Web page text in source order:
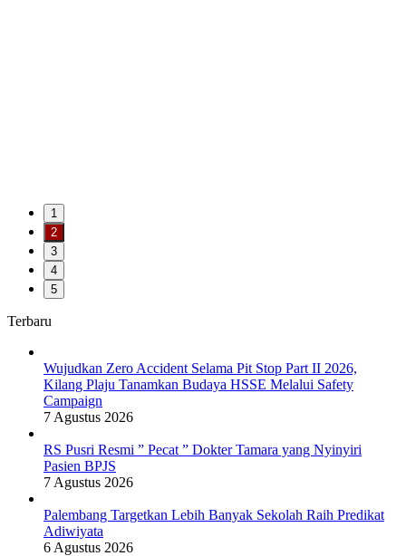
1
2
3
4
5
Terbaru
Wujudkan Zero Accident Selama Pit Stop Part II 2026,
Kilang Plaju Tanamkan Budaya HSSE Melalui Safety
Campaign
7 Agustus 2026
RS Pusri Resmi ” Pecat ” Dokter Tamara yang Nyinyiri
Pasien BPJS
7 Agustus 2026
Palembang Targetkan Lebih Banyak Sekolah Raih Predikat
Adiwiyata
6 Agustus 2026